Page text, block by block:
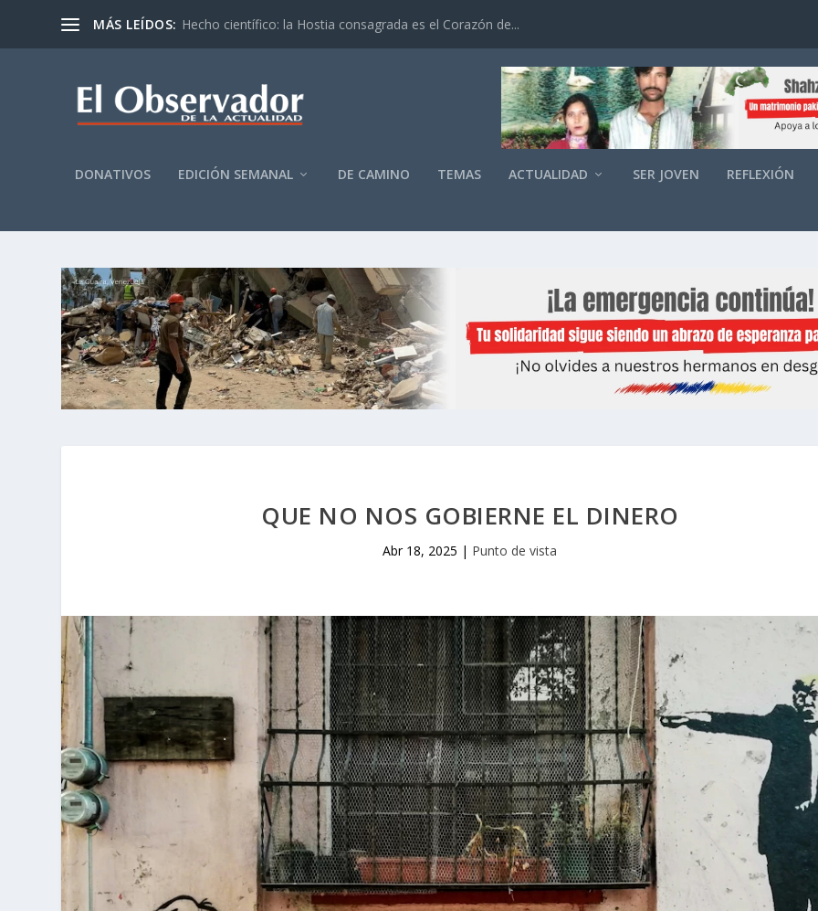
MÁS LEÍDOS: Hecho científico: la Hostia consagrada es el Corazón de...
DONATIVOS EDICIÓN SEMANAL DE CAMINO TEMAS ACTUALIDAD SER JOVEN REFLEXIÓN
QUE NO NOS GOBIERNE EL DINERO
Abr 18, 2025 | Punto de vista